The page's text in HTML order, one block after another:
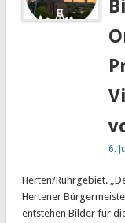
6.
Herten/Ruhrgebiet.
Hertener
entstehen Bilder für